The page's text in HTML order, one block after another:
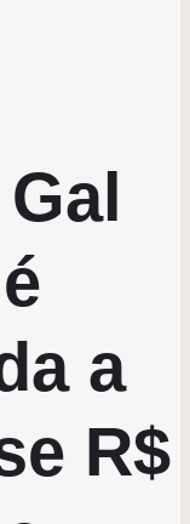
a
R$